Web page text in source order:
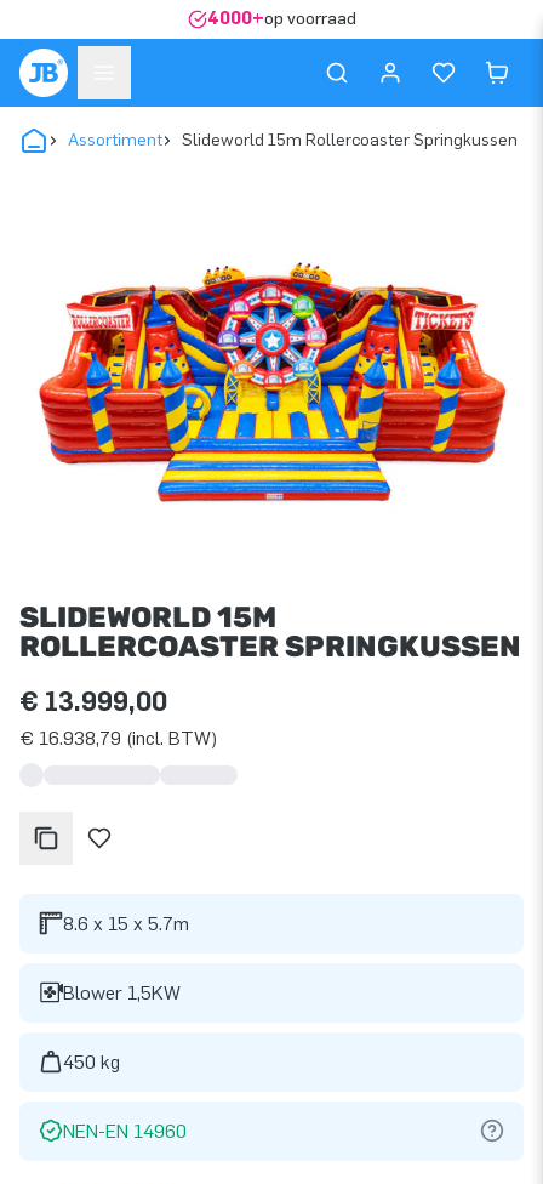
4000+op voorraad
Assortiment Slideworld 15m Rollercoaster Springkussen
SLIDEWORLD 15M
ROLLERCOASTER SPRINGKUSSEN
€ 13.999,00
€ 16.938,79 (incl. BTW)
8.6 x 15 x 5.7m
Blower 1,5KW
450 kg
NEN-EN 14960